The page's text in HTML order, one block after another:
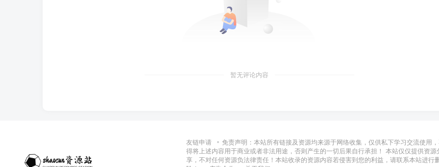
暂无评论内容
友链申请
免责声明：本站所有链接及资源均来源于网络收集，仅供私下学习交流使用
得将上述内容用于商业或者非法用途，否则产生的一切后果自行承担！ 本站仅仅提供资源
享，不对任何资源负法律责任！本站收录的资源内容若侵害到您的利益，请联系本站进行